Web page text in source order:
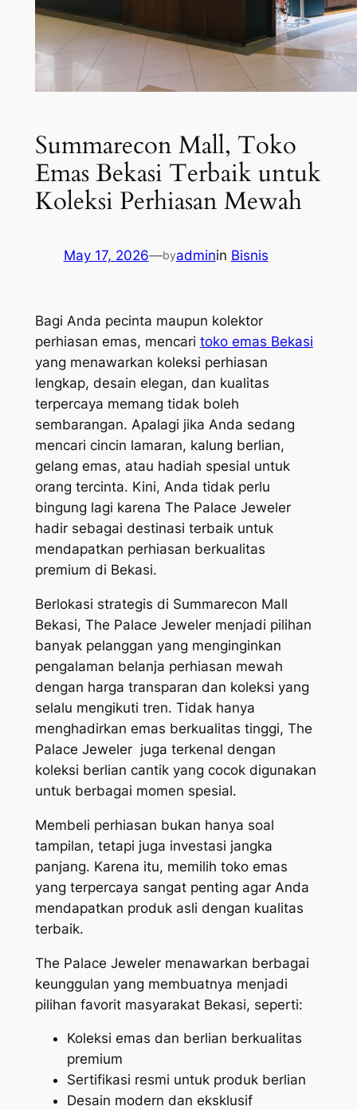
Summarecon Mall, Toko
Emas Bekasi Terbaik untuk
Koleksi Perhiasan Mewah
May 17, 2026—byadminin Bisnis
Bagi Anda pecinta maupun kolektor
perhiasan emas, mencari toko emas Bekasi
yang menawarkan koleksi perhiasan
lengkap, desain elegan, dan kualitas
terpercaya memang tidak boleh
sembarangan. Apalagi jika Anda sedang
mencari cincin lamaran, kalung berlian,
gelang emas, atau hadiah spesial untuk
orang tercinta. Kini, Anda tidak perlu
bingung lagi karena The Palace Jeweler
hadir sebagai destinasi terbaik untuk
mendapatkan perhiasan berkualitas
premium di Bekasi.
Berlokasi strategis di Summarecon Mall
Bekasi, The Palace Jeweler menjadi pilihan
banyak pelanggan yang menginginkan
pengalaman belanja perhiasan mewah
dengan harga transparan dan koleksi yang
selalu mengikuti tren. Tidak hanya
menghadirkan emas berkualitas tinggi, The
Palace Jeweler juga terkenal dengan
koleksi berlian cantik yang cocok digunakan
untuk berbagai momen spesial.
Membeli perhiasan bukan hanya soal
tampilan, tetapi juga investasi jangka
panjang. Karena itu, memilih toko emas
yang terpercaya sangat penting agar Anda
mendapatkan produk asli dengan kualitas
terbaik.
The Palace Jeweler menawarkan berbagai
keunggulan yang membuatnya menjadi
pilihan favorit masyarakat Bekasi, seperti:
Koleksi emas dan berlian berkualitas
premium
Sertifikasi resmi untuk produk berlian
Desain modern dan eksklusif